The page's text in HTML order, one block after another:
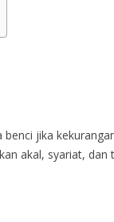
jika
akal, syariat, dan